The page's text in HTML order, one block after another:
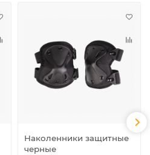
Наколенники защитные
черные